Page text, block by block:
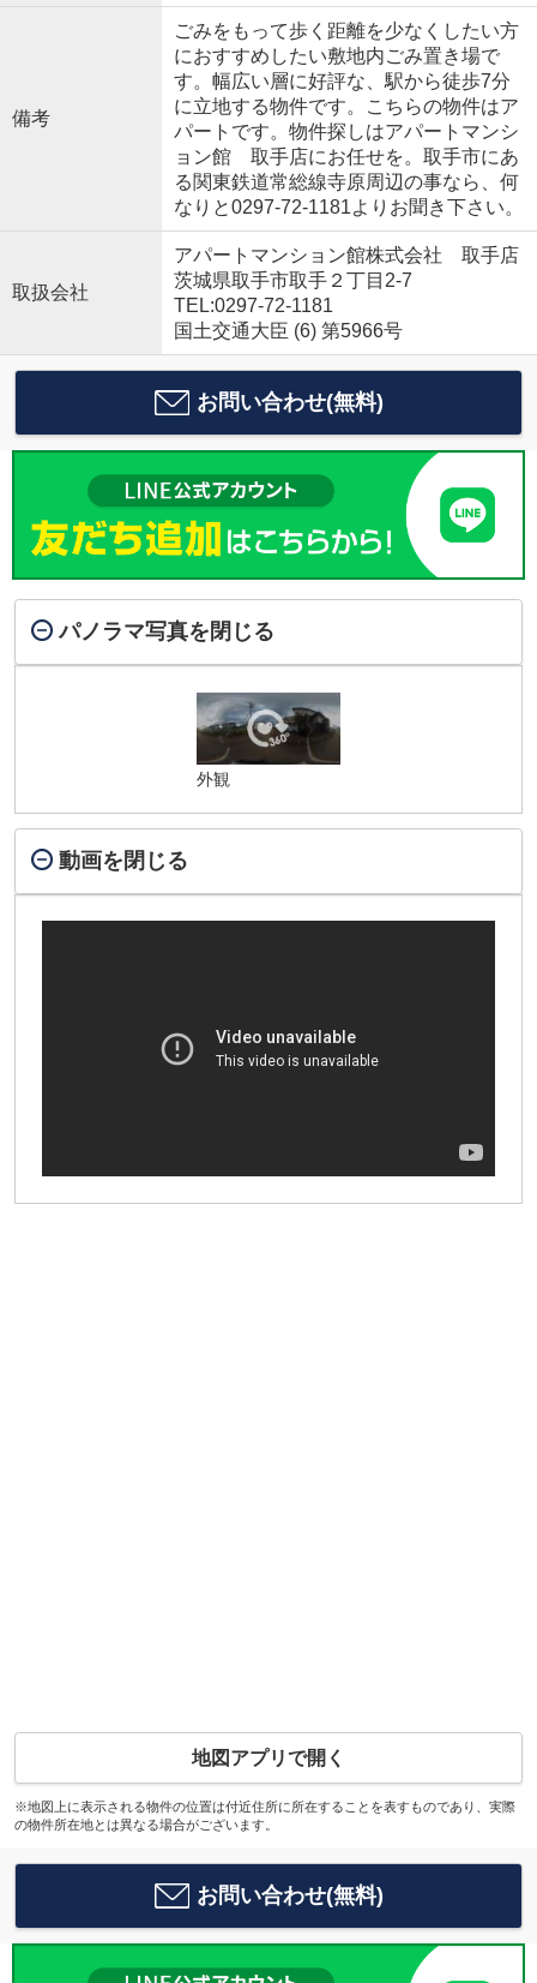
備考
ごみをもって歩く距離を少なくしたい方
におすすめしたい敷地内ごみ置き場で
す。幅広い層に好評な、駅から徒歩7分
に立地する物件です。こちらの物件はア
パートです。物件探しはアパートマンシ
ョン館 取手店にお任せを。取手市にあ
る関東鉄道常総線寺原周辺の事なら、何
なりと0297-72-1181よりお聞き下さい。
取扱会社
アパートマンション館株式会社 取手店
茨城県取手市取手２丁目2-7
TEL:0297-72-1181
国土交通大臣 (6) 第5966号
お問い合わせ(無料)
パノラマ写真を閉じる
外観
動画を閉じる
地図アプリで開く
※地図上に表示される物件の位置は付近住所に所在することを表すものであり、実際
の物件所在地とは異なる場合がございます。
お問い合わせ(無料)